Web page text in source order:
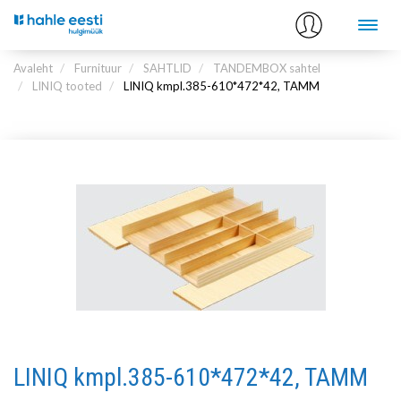
Avaleht Furnituur SAHTLID
TANDEMBOX sahtel
LINIQ tooted
LINIQ kmpl.385-610*472*42, TAMM
LINIQ kmpl.385-610*472*42, TAMM